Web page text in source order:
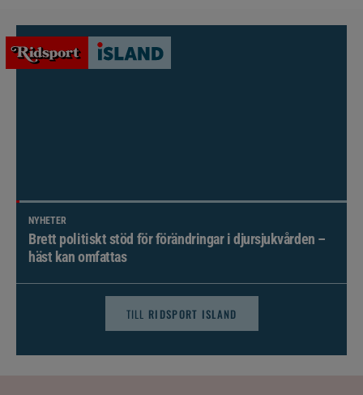
NYHETER
Brett politiskt stöd för förändringar i djursjukvården –
häst kan omfattas
TILL RIDSPORT ISLAND